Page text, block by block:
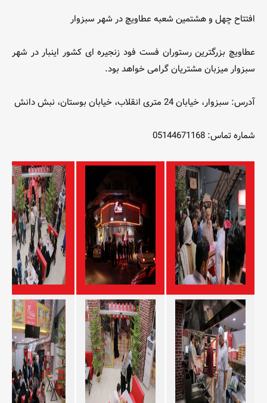
افتتاح چهل و هشتمین شعبه عطاویچ در شهر سبزوار
عطاویچ بزرگترین رستوران فست فود زنجیره ای کشور اینبار در شهر
سبزوار میزبان مشتریان گرامی خواهد بود.
آدرس: سبزوار، خیابان 24 متری انقلاب، خیابان بوستان، نبش دانش
شماره تماس: 05144671168